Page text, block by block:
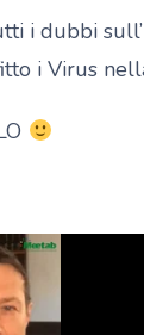
i dubbi
i Virus